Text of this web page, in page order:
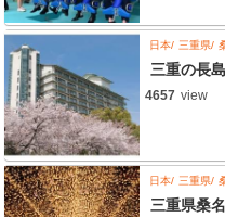
日本 三重県
三重の長
4657 view
日本 三重県
三重県桑